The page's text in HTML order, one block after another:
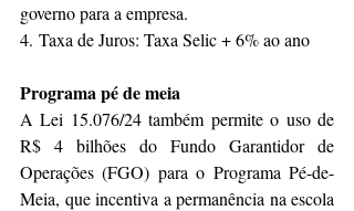
governo para a empresa.
4. Taxa de Juros: Taxa Selic + 6% ao ano
Programa pé de meia
A Lei 15.076/24 também permite o uso de
R$ 4 bilhões do Fundo Garantidor de
Operações (FGO) para o Programa Pé-de-
Meia, que incentiva a permanência na escola